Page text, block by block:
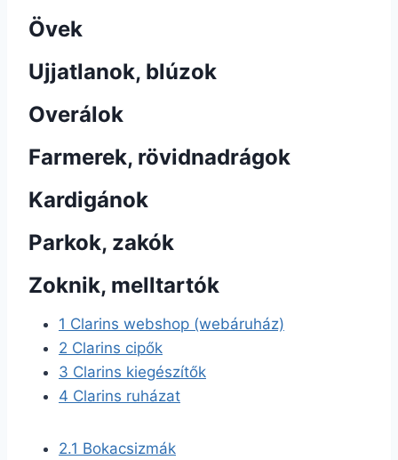
Övek
Ujjatlanok, blúzok
Overálok
Farmerek, rövidnadrágok
Kardigánok
Parkok, zakók
Zoknik, melltartók
1 Clarins webshop (webáruház)
2 Clarins cipők
3 Clarins kiegészítők
4 Clarins ruházat
2.1 Bokacsizmák